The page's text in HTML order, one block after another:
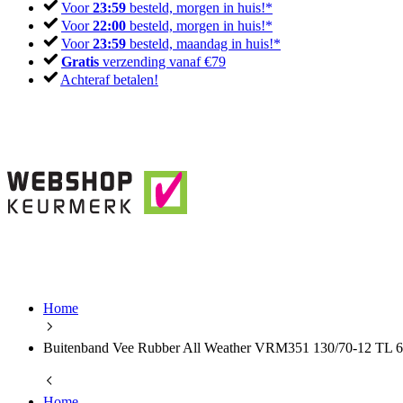
Voor23:59 besteld, morgen in huis!*
Voor22:00 besteld, morgen in huis!*
Voor23:59 besteld, maandag in huis!*
Gratis verzending vanaf €79
Achteraf betalen!
Home
Buitenband Vee Rubber All Weather VRM351 130/70-12 TL